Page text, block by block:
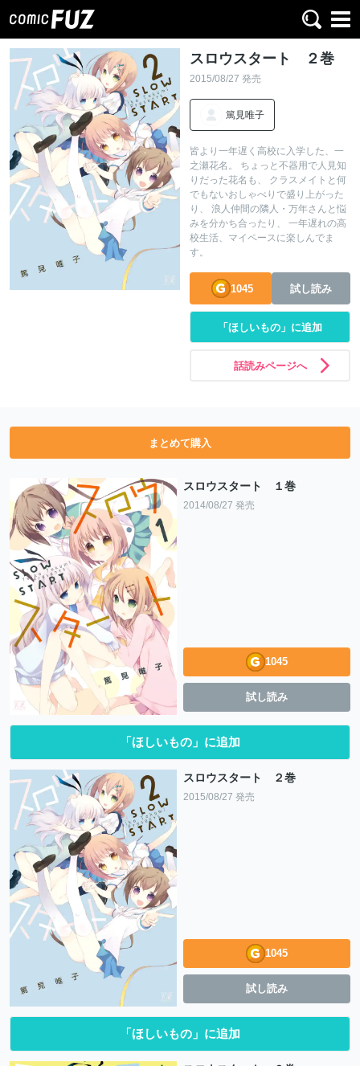
スロウスタート ２巻
2015/08/27 発売
篤見唯子
皆より一年遅く高校に入学した、一
之瀬花名。 ちょっと不器用で人見知
りだった花名も、 クラスメイトと何
でもないおしゃべりで盛り上がった
り、 浪人仲間の隣人・万年さんと悩
みを分かち合ったり、 一年遅れの高
校生活、マイペースに楽しんでま
す。
1045 試し読み
「ほしいもの」に追加
話読みページへ
まとめて購入
スロウスタート １巻
2014/08/27 発売
1045
試し読み
「ほしいもの」に追加
スロウスタート ２巻
2015/08/27 発売
1045
試し読み
「ほしいもの」に追加